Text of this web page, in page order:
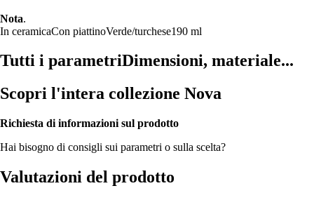
Nota.
In ceramicaCon piattinoVerde/turchese190 ml
Tutti i parametriDimensioni, materiale...
Scopri l'intera collezione Nova
Richiesta di informazioni sul prodotto
Hai bisogno di consigli sui parametri o sulla scelta?
Valutazioni del prodotto